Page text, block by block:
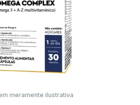
meramente ilustrativa